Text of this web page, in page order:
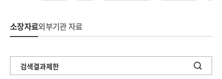
소장자료외부기관 자료
검색결과제한